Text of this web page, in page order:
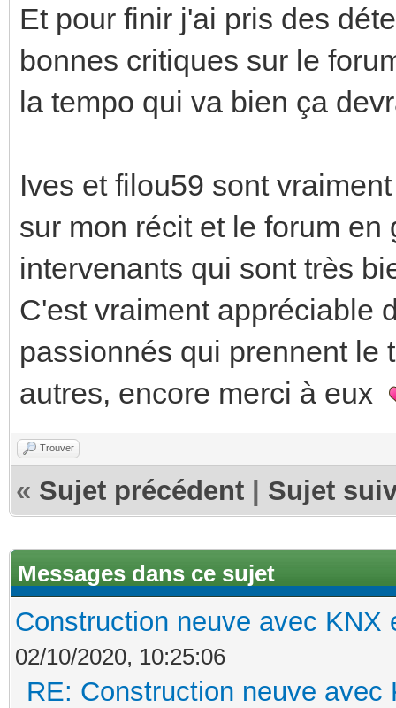
Et pour finir j'ai pris des
bonnes critiques sur le
la tempo qui va bien ça
Ives et filou59 sont
sur mon récit et le forum
intervenants qui sont très
C'est vraiment appréciable
passionnés qui prennent le
autres, encore merci à eux
Trouver
« Sujet précédent Sujet
Messages dans ce sujet
Construction neuve avec KNX
02/10/2020, 10:25:06
RE: Construction neuve avec